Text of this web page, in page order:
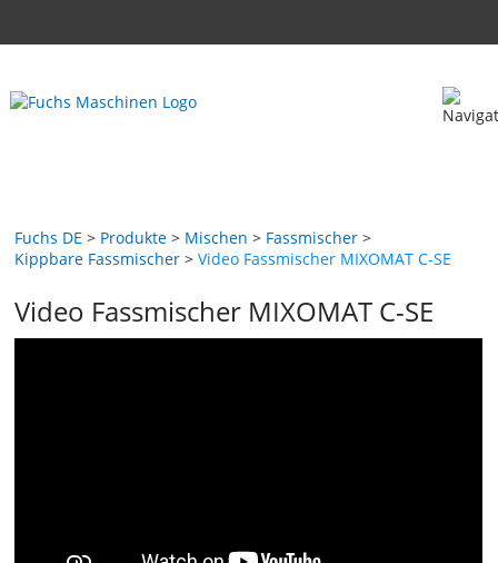
Fuchs DE Produkte Mischen
Fassmischer
Kippbare Fassmischer
Video Fassmischer MIXOMAT C-SE
Video Fassmischer MIXOMAT C-SE